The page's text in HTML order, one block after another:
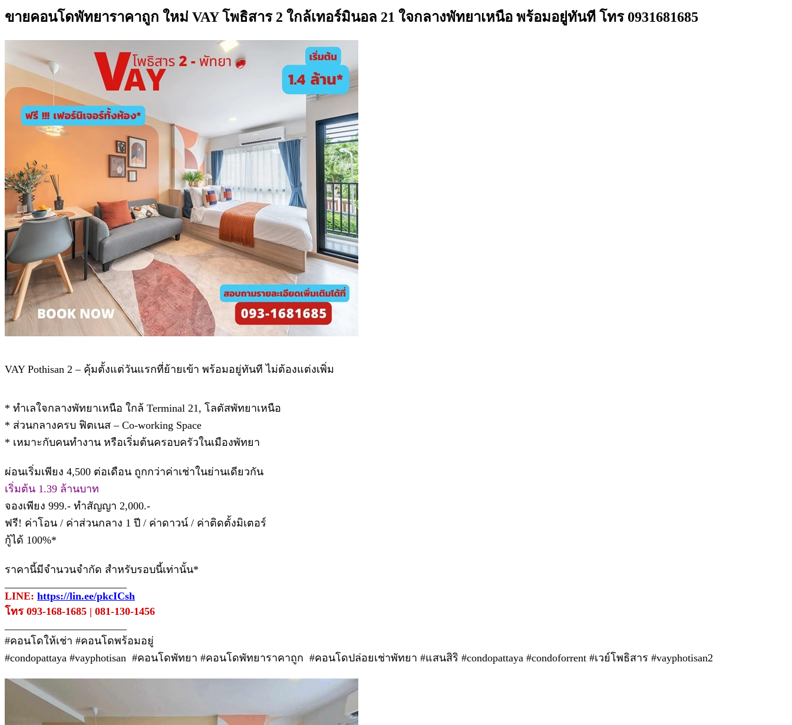
ขายคอนโดพัทยาราคาถูก ใหม่ VAY โพธิสาร 2 ใกล้เทอร์มินอล 21 ใจกลางพัทยาเหนือ พร้อมอยู่ทันที โทร 0931681685
VAY Pothisan 2 – คุ้มตั้งแต่วันแรกที่ย้ายเข้า พร้อมอยู่ทันที ไม่ต้องแต่งเพิ่ม
* ทำเลใจกลางพัทยาเหนือ ใกล้ Terminal 21, โลตัสพัทยาเหนือ
* ส่วนกลางครบ ฟิตเนส – Co-working Space
* เหมาะกับคนทำงาน หรือเริ่มต้นครอบครัวในเมืองพัทยา
ผ่อนเริ่มเพียง 4,500 ต่อเดือน ถูกกว่าค่าเช่าในย่านเดียวกัน
เริ่มต้น 1.39 ล้านบาท
จองเพียง 999.- ทำสัญญา 2,000.-
ฟรี! ค่าโอน / ค่าส่วนกลาง 1 ปี / ค่าดาวน์ / ค่าติดตั้งมิเตอร์
กู้ได้ 100%*
ราคานี้มีจำนวนจำกัด สำหรับรอบนี้เท่านั้น*
LINE: https://lin.ee/pkcICsh
โทร 093-168-1685 | 081-130-1456
#คอนโดให้เช่า #คอนโดพร้อมอยู่
#condopattaya #vayphotisan #คอนโดพัทยา #คอนโดพัทยาราคาถูก #คอนโดปล่อยเช่าพัทยา #แสนสิริ #condopattaya #condoforrent #เวย์โพธิสาร #vayphotisan2